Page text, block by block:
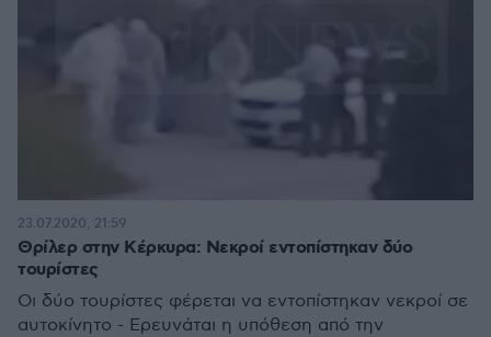
Θρίλερ στην Κέρκυρα: Νεκροί εντοπίστηκαν δύο
τουρίστες
Οι δύο τουρίστες φέρεται να εντοπίστηκαν νεκροί σε
αυτοκίνητο - Ερευνάται η υπόθεση από την
23.07.2020, 21:59